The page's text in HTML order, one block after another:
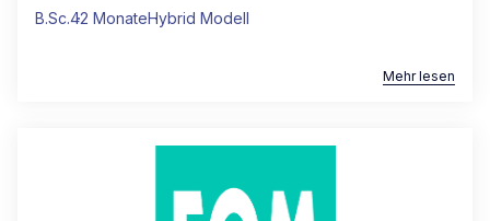
B.Sc.42 MonateHybrid Modell
Mehr lesen